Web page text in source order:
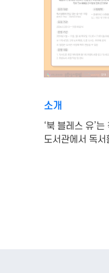
소개
‘북 블레스 유’
도서관에서 독